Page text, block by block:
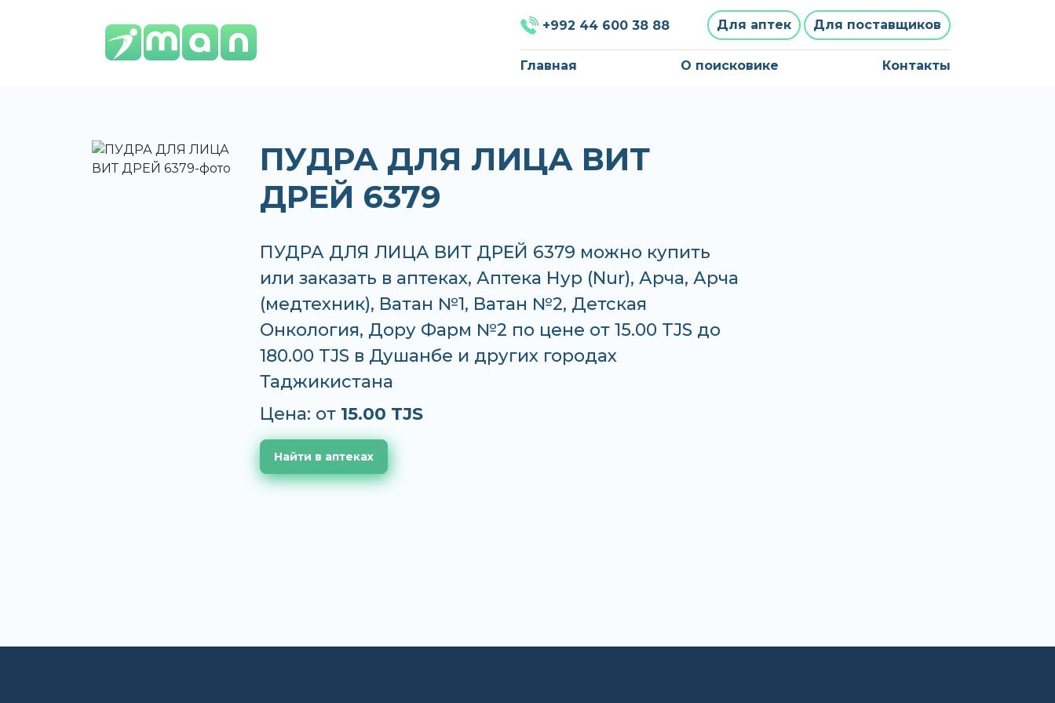
+992 44 600 38 88 Для аптек Для поставщиков
Главная О поисковике Контакты
ПУДРА ДЛЯ ЛИЦА ВИТ
ДРЕЙ 6379
ПУДРА ДЛЯ ЛИЦА ВИТ ДРЕЙ 6379 можно купить
или заказать в аптеках, Аптека Нур (Nur), Арча, Арча
(медтехник), Ватан №1, Ватан №2, Детская
Онкология, Дору Фарм №2 по цене от 15.00 TJS до
180.00 TJS в Душанбе и других городах
Таджикистана
Цена: от 15.00 TJS
Найти в аптеках